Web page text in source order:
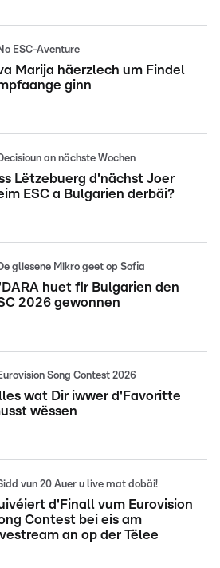
ESC-Aventure
Marija häerzlech um Findel
ginn
an nächste Wochen
Lëtzebuerg d'nächst Joer
ESC a Bulgarien derbäi?
gliesene Mikro geet op Sofia
huet fir Bulgarien den
2026 gewonnen
Song Contest 2026
wat Dir iwwer d'Favoritte
wëssen
vun 20 Auer u live mat dobäi!
d'Finall vum Eurovision
Contest bei eis am
an op der Tëlee